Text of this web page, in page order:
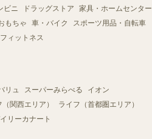
ビニ ドラッグストア
家具・ホームセンター
もちゃ 車・バイク
スポーツ用品・自転車
ィットネス
リュ スーパーみらべる
イオン
関西エリア）
ライフ（首都圏エリア）
リーカナート